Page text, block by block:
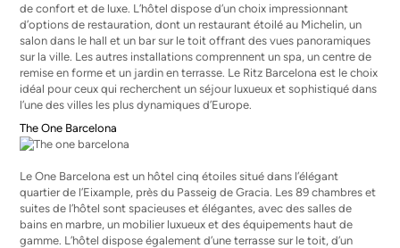
de confort et de luxe. L’hôtel dispose d’un choix impressionnant
d’options de restauration, dont un restaurant étoilé au Michelin, un
salon dans le hall et un bar sur le toit offrant des vues panoramiques
sur la ville. Les autres installations comprennent un spa, un centre de
remise en forme et un jardin en terrasse. Le Ritz Barcelona est le choix
idéal pour ceux qui recherchent un séjour luxueux et sophistiqué dans
l’une des villes les plus dynamiques d’Europe.
The One Barcelona
Le One Barcelona est un hôtel cinq étoiles situé dans l’élégant
quartier de l’Eixample, près du Passeig de Gracia. Les 89 chambres et
suites de l’hôtel sont spacieuses et élégantes, avec des salles de
bains en marbre, un mobilier luxueux et des équipements haut de
gamme. L’hôtel dispose également d’une terrasse sur le toit, d’un